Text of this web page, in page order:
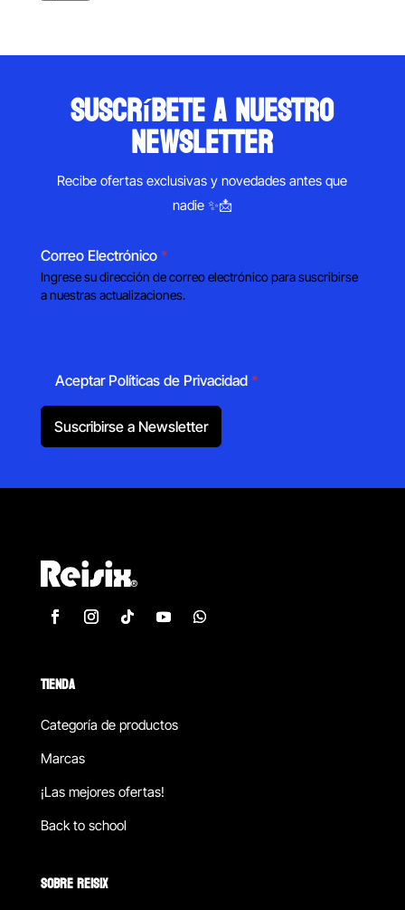
suscríbete a nuestro
newsletter
Recibe ofertas exclusivas y novedades antes que
nadie ✨📩
Correo Electrónico *
Ingrese su dirección de correo electrónico para suscribirse
a nuestras actualizaciones.
Aceptar Políticas de Privacidad *
Suscribirse a Newsletter
TIENDA
Categoría de productos
Marcas
¡Las mejores ofertas!
Back to school
SOBRE REISIX